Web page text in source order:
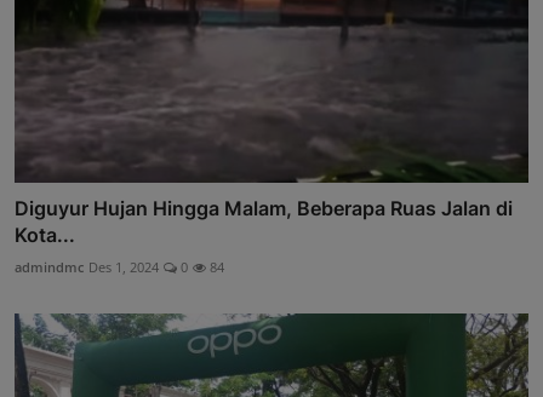
Diguyur Hujan Hingga Malam, Beberapa Ruas Jalan di
Kota...
admindmc Des 1, 2024 0 84